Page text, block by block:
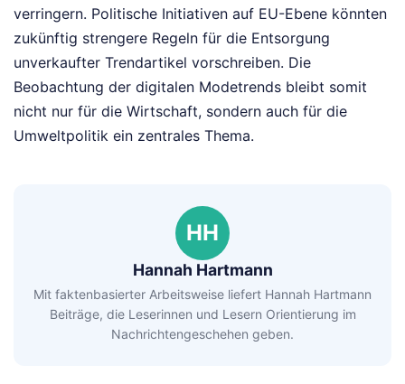
verringern. Politische Initiativen auf EU-Ebene könnten
zukünftig strengere Regeln für die Entsorgung
unverkaufter Trendartikel vorschreiben. Die
Beobachtung der digitalen Modetrends bleibt somit
nicht nur für die Wirtschaft, sondern auch für die
Umweltpolitik ein zentrales Thema.
HH
Hannah Hartmann
Mit faktenbasierter Arbeitsweise liefert Hannah Hartmann
Beiträge, die Leserinnen und Lesern Orientierung im
Nachrichtengeschehen geben.